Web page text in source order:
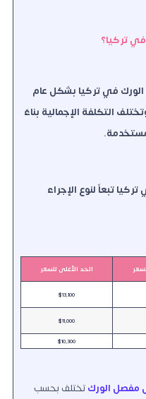
تركيا؟
في تركيا بشكل عام
أمريكي، وتختلف التكلفة الإجمالية بناءً
تبعاً لنوع الإجراء
الحد الأعلى للسعر
$13,100
$11,000
$10,300
مفصل الوركتختلف بحسب